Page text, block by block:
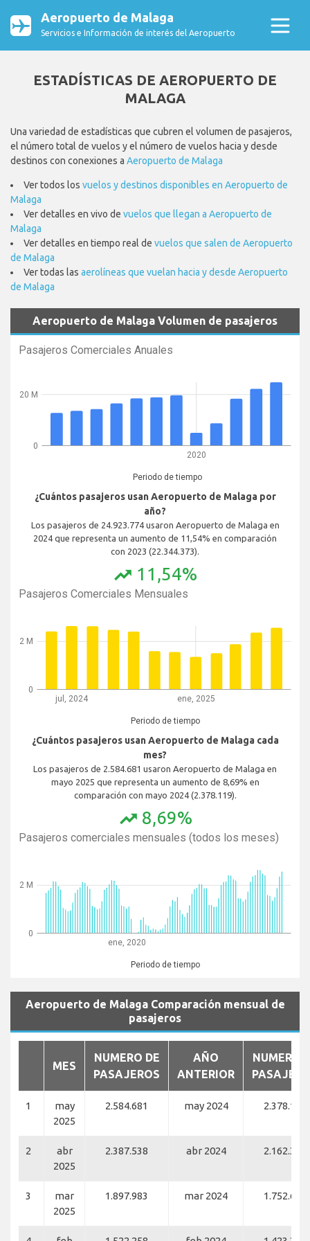
Aeropuerto de Malaga
Servicios e Información de interés del Aeropuerto
ESTADÍSTICAS DE AEROPUERTO DE
MALAGA
Una variedad de estadísticas que cubren el volumen de pasajeros,
el número total de vuelos y el número de vuelos hacia y desde
destinos con conexiones a Aeropuerto de Malaga
Ver todos los vuelos y destinos disponibles en Aeropuerto de
Malaga
Ver detalles en vivo de vuelos que llegan a Aeropuerto de
Malaga
Ver detalles en tiempo real de vuelos que salen de Aeropuerto
de Malaga
Ver todas las aerolíneas que vuelan hacia y desde Aeropuerto
de Malaga
Aeropuerto de Malaga Volumen de pasajeros
Pasajeros Comerciales Anuales
2020
Periodo de tiempo
0
20 M
¿Cuántos pasajeros usan Aeropuerto de Malaga por
año?
Los pasajeros de 24.923.774 usaron Aeropuerto de Malaga en
2024 que representa un aumento de 11,54% en comparación
con 2023 (22.344.373).
trending_up 11,54%
Pasajeros Comerciales Mensuales
jul, 2024 ene, 2025
Periodo de tiempo
0
2 M
¿Cuántos pasajeros usan Aeropuerto de Malaga cada
mes?
Los pasajeros de 2.584.681 usaron Aeropuerto de Malaga en
mayo 2025 que representa un aumento de 8,69% en
comparación con mayo 2024 (2.378.119).
trending_up 8,69%
Pasajeros comerciales mensuales (todos los meses)
ene, 2020
Periodo de tiempo
0
2 M
Aeropuerto de Malaga Comparación mensual de
pasajeros
MES
NUMERO DE
PASAJEROS
AÑO
ANTERIOR
NUMERO
1
may
2025
2.584.681 may 2024 2.378.119
2
abr
2025
2.387.538 abr 2024 2.162.308
3
mar
2025
1.897.983 mar 2024 1.752.668